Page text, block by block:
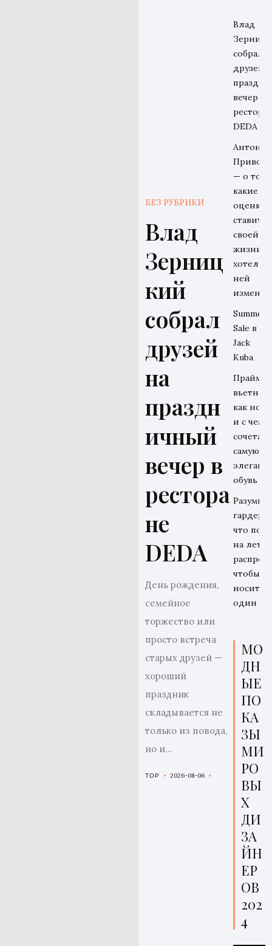
БЕЗ РУБРИКИ
Влад
Зерниц
кий
собрал
друзей
на
праздн
ичный
вечер в
рестора
не
DEDA
День рождения,
семейное
торжество или
просто встреча
старых друзей —
хороший
праздник
складывается не
только из повода,
но и...
TOP 2026-08-06
Влад
собрал
друзей
вечер в
DEDA
Антон
— о том,
какие
оценки
ставит
своей
жизни и
хотел
ней
Summer
Sale в
Jack
Kuba
Прайм-
как
и с чем
сочетать
самую
обувь
что
на
чтобы
носить
один
МО
ДН
ЫЕ
ПО
КА
ЗЫ
МИ
РО
ВЫ
Х
ДИ
ЗА
ЙН
ЕР
ОВ
202
4